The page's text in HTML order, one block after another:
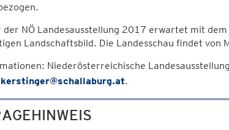
der NÖ Landesausstellung 2017 erwartet mit
Landschaftsbild. Die Landesschau findet von
Niederösterreichische
.